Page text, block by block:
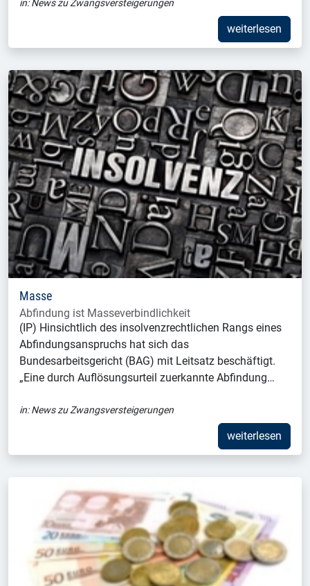
in:News zu Zwangsversteigerungen
weiterlesen
Masse
Abfindung ist Masseverbindlichkeit
(IP) Hinsichtlich des insolvenzrechtlichen Rangs eines
Abfindungsanspruchs hat sich das
Bundesarbeitsgericht (BAG) mit Leitsatz beschäftigt.
„Eine durch Auflösungsurteil zuerkannte Abfindung…
in:News zu Zwangsversteigerungen
weiterlesen